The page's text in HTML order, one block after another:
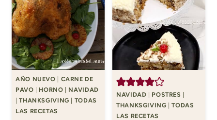
AÑO NUEVO
CARNE DE
PAVO
HORNO
NAVIDAD
|THANKSGIVING
TODAS
LAS RECETAS
NAVIDAD POSTRES
THANKSGIVING |TODAS
LAS RECETAS